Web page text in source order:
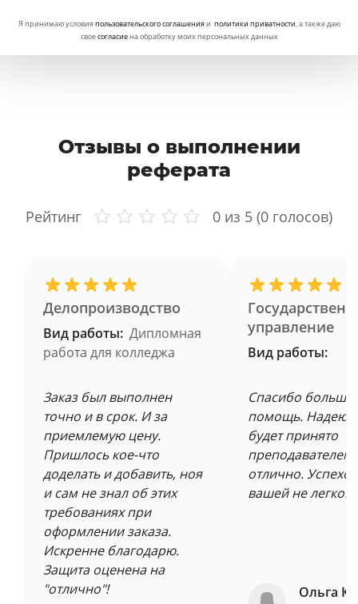
Я принимаю условияпользовательского соглашенияи политики приватности, а также даю
своесогласиена обработку моих персональных данных
Отзывы о выполнении
реферата
Рейтинг 0 из 5 (0 голосов)
Делопроизводство
Вид работы: Дипломная
работа для колледжа
Заказ был выполнен
точно и в срок. И за
приемлемую цену.
Пришлось кое-что
доделать и добавить, ноя
и сам не знал об этих
требованиях при
оформлении заказа.
Искренне благодарю.
Защита оценена на
"отлично"!
управление
Вид работы:
Спасибо
помощь.
будет принято
преподавателем
отлично.
вашей не легкой
Ольга